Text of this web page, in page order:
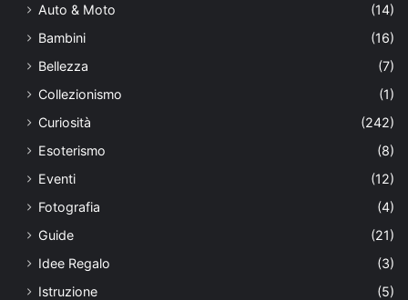
Auto & Moto
(14)
Bambini
(16)
Bellezza
(7)
Collezionismo
(1)
Curiosità
(242)
Esoterismo
(8)
Eventi
(12)
Fotografia
(4)
Guide
(21)
Idee Regalo
(3)
Istruzione
(5)